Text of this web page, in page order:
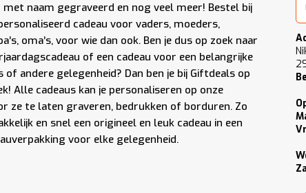
met naam gegraveerd en nog veel meer! Bestel bij
cadeau voor vaders, moeders,
oma’s, voor wie dan ook. Ben je dus op zoek naar
of een cadeau voor een belangrijke
of andere gelegenheid? Dan ben je bij Giftdeals op
Alle cadeaus kan je personaliseren op onze
ze te laten graveren, bedrukken of borduren. Zo
en snel een origineel en leuk cadeau in een
voor elke gelegenheid.